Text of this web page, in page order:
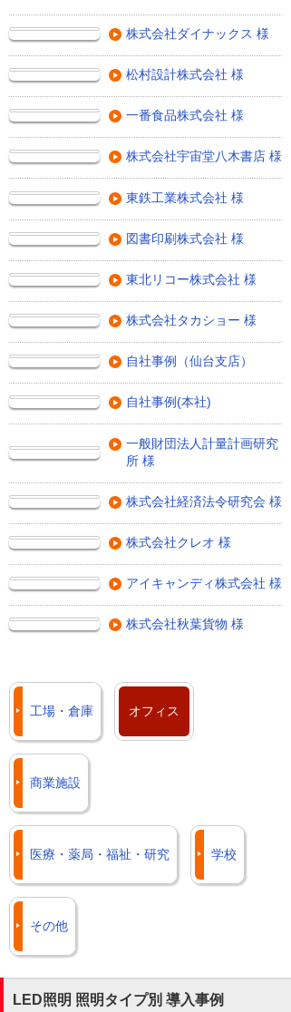
株式会社ダイナックス 様
松村設計株式会社 様
一番食品株式会社 様
株式会社宇宙堂八木書店 様
東鉄工業株式会社 様
図書印刷株式会社 様
東北リコー株式会社 様
株式会社タカショー 様
自社事例（仙台支店）
自社事例(本社)
一般財団法人計量計画研究
所 様
株式会社経済法令研究会 様
株式会社クレオ 様
アイキャンディ株式会社 様
株式会社秋葉貨物 様
工場・倉庫 オフィス
商業施設
医療・薬局・福祉・研究 学校
その他
LED照明 照明タイプ別 導入事例